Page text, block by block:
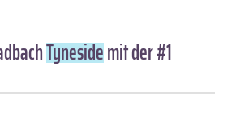
Tynesidemit der #1